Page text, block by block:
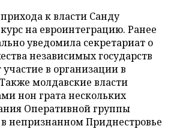
к власти Санду
на евроинтеграцию. Ранее
уведомила секретариат о
независимых государств
в организации в
молдавские власти
нон грата нескольких
Оперативной группы
непризнанном Приднестровье